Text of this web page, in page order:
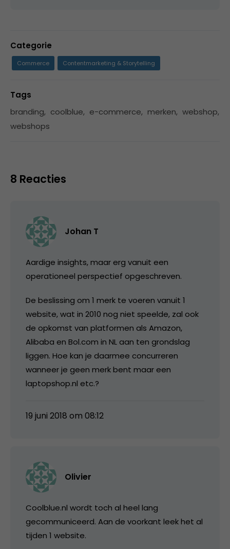
Categorie
Commerce Contentmarketing & Storytelling
Tags
branding, coolblue, e-commerce, merken, webshop,
webshops
8 Reacties
Johan T
Aardige insights, maar erg vanuit een
operationeel perspectief opgeschreven.
De beslissing om 1 merk te voeren vanuit 1
website, wat in 2010 nog niet speelde, zal ook
de opkomst van platformen als Amazon,
Alibaba en Bol.com in NL aan ten grondslag
liggen. Hoe kan je daarmee concurreren
wanneer je geen merk bent maar een
laptopshop.nl etc.?
19 juni 2018 om 08:12
Olivier
Coolblue.nl wordt toch al heel lang
gecommuniceerd. Aan de voorkant leek het al
tijden 1 website.